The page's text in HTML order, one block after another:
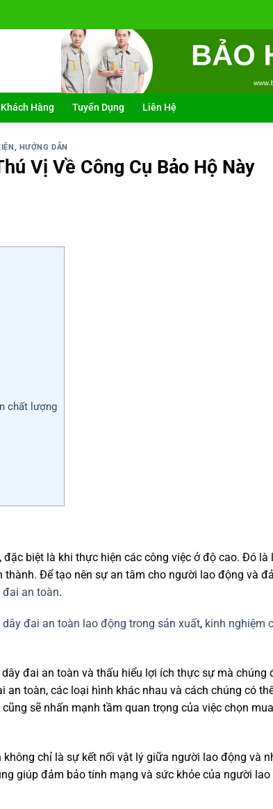
Khách Hàng Tuyển Dụng Liên Hệ
, HƯỚNG DẪN
Vị Về Công Cụ Bảo Hộ Này
chất lượng
biệt là khi thực hiện các công việc ở độ cao. Đó là
Để tạo nên sự an tâm cho người lao động và
đai an toàn.
dây đai an toàn lao động trong sản xuất, kinh nghiệm
đai an toàn và thấu hiểu lợi ích thực sự mà chúng
an toàn, các loại hình khác nhau và cách chúng có
sẽ nhấn mạnh tầm quan trọng của việc chọn
chỉ là sự kết nối vật lý giữa người lao động và
giúp đảm bảo tính mạng và sức khỏe của người lao